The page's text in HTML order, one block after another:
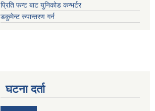
प्रिति फन्ट बाट युनिकोड कन्भर्टर
डकुमेन्ट रुपान्तरण गर्न
घटना दर्ता